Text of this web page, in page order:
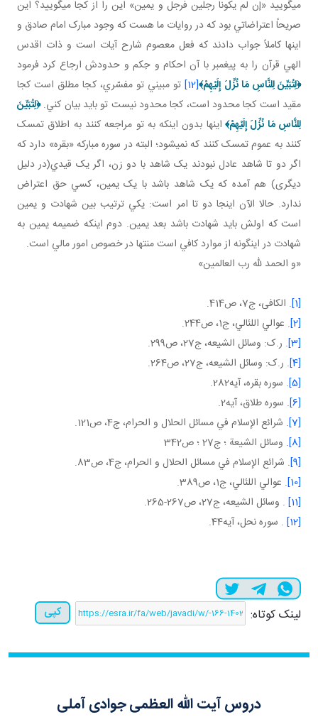
مي گوييد «إن لم يکونا رجلين فرجل و يمين» اين را از کجا مي گوييد؟ اين
صريحاً اعتراضاتي بود که در روايات ما هست که وجود مبارک امام صادق و
اينها کاملاً جواب دادند که فعل معصوم شارح آيات است و ذات اقدس
الهي قرآن را به پيغمبر با آن احکام و حِکم و حدودش ارجاع کرد فرمود
﴿لِتُبَيِّنَ لِلنَّاسِ مَا نُزِّلَ إِلَيْهِمْ﴾[12]
تو مبيني تو مفسّري، کجا مطلق است کجا
مقيد است کجا محدود است، کجا محدود نيست تو بايد بيان کني.﴿لِتُبَيِّنَ
لِلنَّاسِ مَا نُزِّلَ إِلَيْهِمْ﴾ اينها بدون اينکه به تو مراجعه کنند به اطلاق تمسک
کنند به عموم تمسک کنند که نمي شود؛ البته در سوره مبارکه «بقره» دارد که
اگر دو تا شاهد عادل نبودند يک شاهد با دو زن، اگر يک قيدي(در دليل
ديگری) هم آمده که يک شاهد باشد با يک يمين، کسي حق اعتراض
ندارد. حالا الآن اينجا دو تا امر است: يکي ترتيب بين شهادت و يمين
است که اولش بايد شهادت باشد بعد يمين. دوم اينکه ضميمه يمين به
شهادت در اين گونه از موارد کافي است منتها در خصوص امور مالي است.
«و الحمد لله رب العالمين»
[1] . الكافی، ج‏7، ص414.
[2] . عوالي اللئالي، ج‏1، ص244.
[3]
. ر.ک: وسائل الشيعه، ج27، ص299.
[4] . ر.ک: وسائل الشيعه، ج27، ص264.
[5] . سوره بقره، آيه282.
[6] . سوره طلاق، آيه2.
[7] . شرائع الإسلام في مسائل الحلال و الحرام، ج4، ص121.
[8] . وسائل الشيعة ؛ ج‏27 ؛ ص342
[9] . شرائع الإسلام في مسائل الحلال و الحرام، ج4، ص83.
[10]
. عوالي اللئالي، ج1، ص389.
[11]
. وسائل الشيعه، ج27، ص267-265.
[12]
. سوره نحل، آيه44.
لینک کوتاه: کپی
دروس آیت الله العظمی جوادی آملی